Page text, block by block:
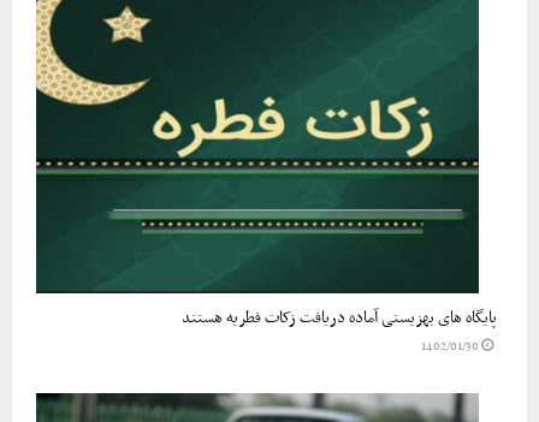
پایگاه های بهزیستی آماده دریافت زکات فطریه هستند
1402/01/30